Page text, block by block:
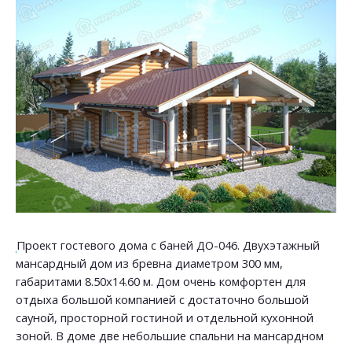
Проект гостевого дома с баней ДО-046. Двухэтажный
мансардный дом из бревна диаметром 300 мм,
габаритами 8.50х14.60 м. Дом очень комфортен для
отдыха большой компанией с достаточно большой
сауной, просторной гостиной и отдельной кухонной
зоной. В доме две небольшие спальни на мансардном